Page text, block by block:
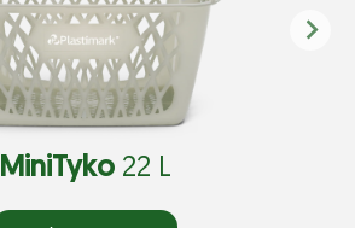
MiniTyko22 L